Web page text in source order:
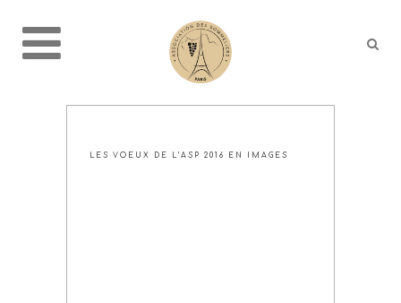
LES VOEUX DE L’ASP 2016 EN IMAGES